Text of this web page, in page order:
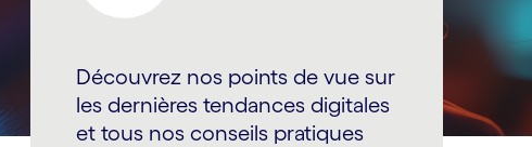
Découvrez nos points de vue sur
les dernières tendances digitales
et tous nos conseils pratiques